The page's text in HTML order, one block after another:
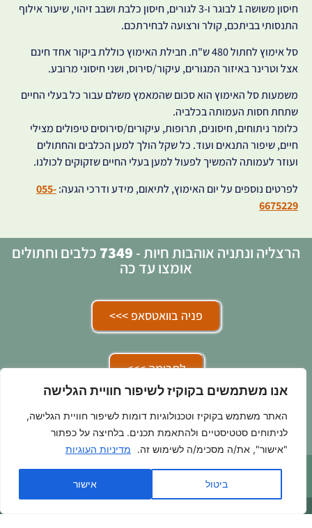
אנו משתמשים בקוקיז לשיפור חוויית הגלישה
האתר משתמש בקוקיז וטכנולוגיות דומות לשיפור חוויית הגלישה,
לניתוחים סטטיסטיים ולהתאמת תכנים. בלחיצה על כפתור
"אישור", את/ה מסכימ/ה לשימוש זה.
מדיניות העוגיות
ביטול אישור
חיסון משושה 1 לבוגר ו-3 לגורים, חיסון כלבת ושבב זיהוי, שיעור אילוף
התנסותי בביתכם, קולר ורצועה לבחירתכם.
סל אימוץ לחתול 480 ש"ח. חבילת האימוץ כוללת ביקור אחד חינם
אצל וטרינר באיזור המגורים, עיקור/סירוס, ושני חיסוני מרובע.
משמעות סל האימוץ הוא סכום שהמאמץ משלם עבור כל בעלי החיים
שתחת חסות העמותה בכלביה.
כלומר ניתוחים, חיסונים, תרופות, עיקורים/סירוסים טיפולים מצילי
חיים, שיפור התנאים ועוד. כל שקל הולך למען הכלבים והחתולים
ועוזר לעמותה להמשיך לפעול למען בעלי החיים שזקוקים לכולנו.
לפרטים נוספים על יום האימוץ, לתיאום, מידע ודרכי הגעה:055-
6675229
הרצליה ונתניה אוהבות חיות - 7349 כלבים וחתולים
אומצו עד כה
פניה בוואטסאפ >>>
לתרומה >>>
בואו להתנדב איתנו >>>